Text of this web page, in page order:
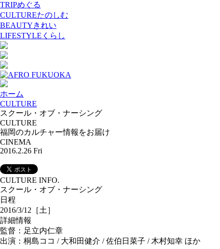
TRIPめぐる
CULTUREたのしむ
BEAUTYきれい
LIFESTYLE くらし
ホーム
CULTURE
スクール・オブ・ナーシング
CULTURE
福岡のカルチャー情報をお届け
CINEMA
2016.2.26 Fri
CULTURE INFO.
スクール・オブ・ナーシング
日程
2016/3/12［土］
詳細情報
監督：足立内仁章
出演：桐島ココ / 大和田健介 / 佐伯日菜子 / 木村知幸 ほか